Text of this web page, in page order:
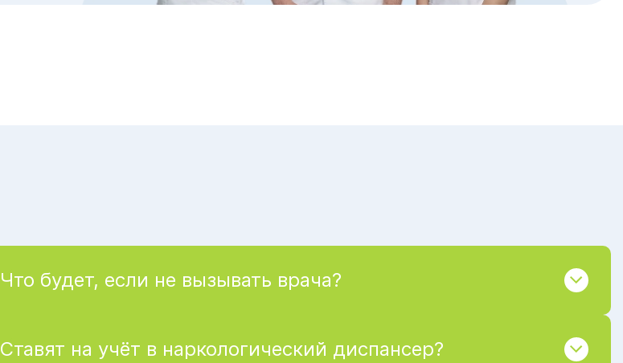
Что будет, если не вызывать врача?
Ставят на учёт в наркологический диспансер?